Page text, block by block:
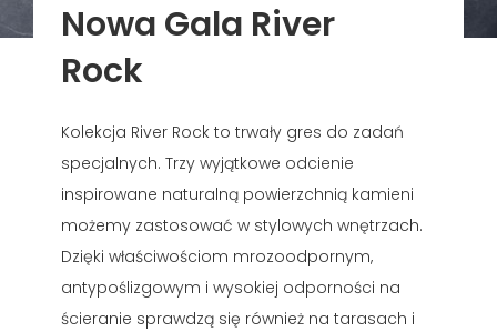
Nowa Gala River
Rock
Kolekcja River Rock to trwały gres do zadań
specjalnych. Trzy wyjątkowe odcienie
inspirowane naturalną powierzchnią kamieni
możemy zastosować w stylowych wnętrzach.
Dzięki właściwościom mrozoodpornym,
antypoślizgowym i wysokiej odporności na
ścieranie sprawdzą się również na tarasach i